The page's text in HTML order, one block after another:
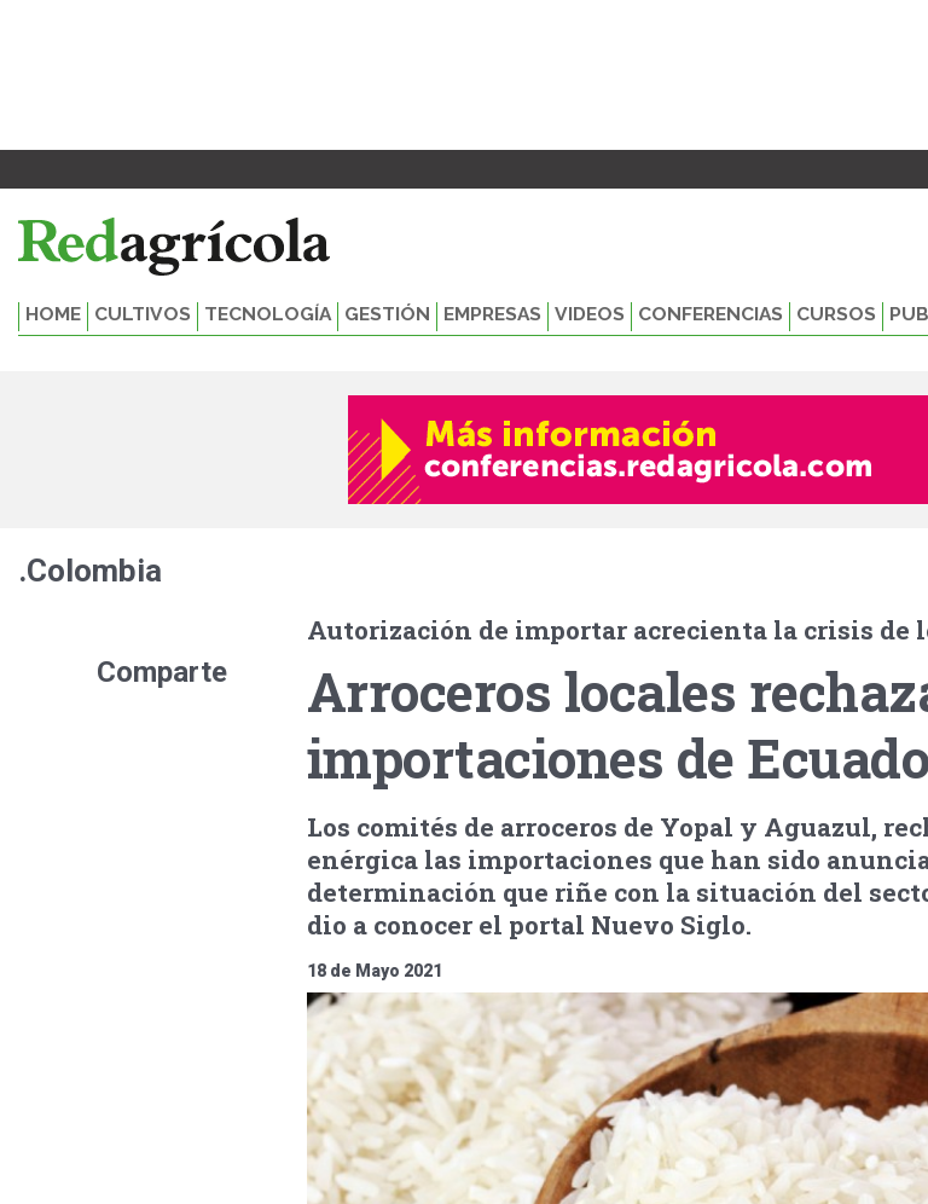
HOME CULTIVOS TECNOLOGÍA GESTIÓN EMPRESAS VIDEOS CONFERENCIAS CURSOS
.Colombia
Comparte
Autorización de importar acrecienta la crisis de
Arroceros locales
importaciones de
Los comités de arroceros de Yopal y Aguazul,
enérgica las importaciones que han sido
determinación que riñe con la situación del
dio a conocer el portal Nuevo Siglo.
18 de Mayo 2021